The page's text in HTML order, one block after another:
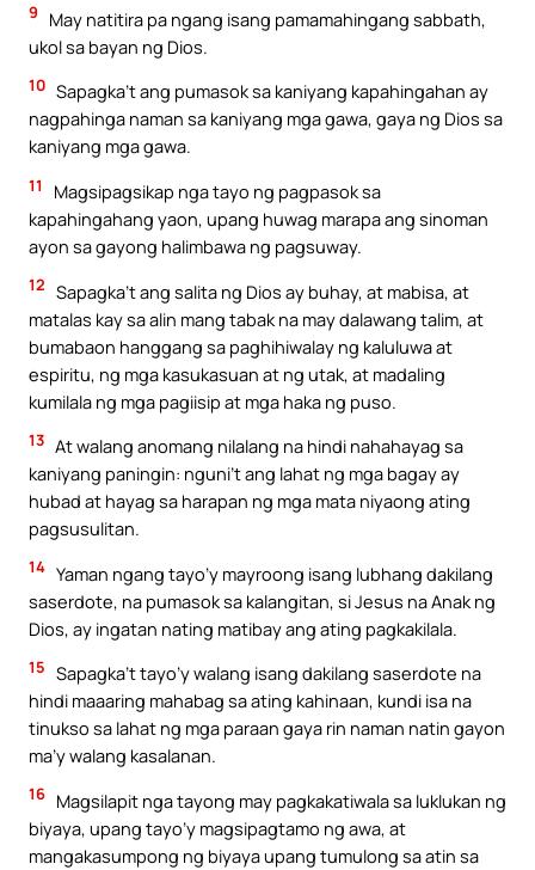
9
May natitira pa ngang isang pamamahingang sabbath,
ukol sa bayan ng Dios.
10 Sapagka’t ang pumasok sa kaniyang kapahingahan ay
nagpahinga naman sa kaniyang mga gawa, gaya ng Dios sa
kaniyang mga gawa.
11
Magsipagsikap nga tayo ng pagpasok sa
kapahingahang yaon, upang huwag marapa ang sinoman
ayon sa gayong halimbawa ng pagsuway.
12 Sapagka’t ang salita ng Dios ay buhay, at mabisa, at
matalas kay sa alin mang tabak na may dalawang talim, at
bumabaon hanggang sa paghihiwalay ng kaluluwa at
espiritu, ng mga kasukasuan at ng utak, at madaling
kumilala ng mga pagiisip at mga haka ng puso.
13 At walang anomang nilalang na hindi nahahayag sa
kaniyang paningin: nguni’t ang lahat ng mga bagay ay
hubad at hayag sa harapan ng mga mata niyaong ating
pagsusulitan.
14 Yaman ngang tayo’y mayroong isang lubhang dakilang
saserdote, na pumasok sa kalangitan, si Jesus na Anak ng
Dios, ay ingatan nating matibay ang ating pagkakilala.
15 Sapagka’t tayo’y walang isang dakilang saserdote na
hindi maaaring mahabag sa ating kahinaan, kundi isa na
tinukso sa lahat ng mga paraan gaya rin naman natin gayon
ma’y walang kasalanan.
16 Magsilapit nga tayong may pagkakatiwala sa luklukan ng
biyaya, upang tayo’y magsipagtamo ng awa, at
mangakasumpong ng biyaya upang tumulong sa atin sa